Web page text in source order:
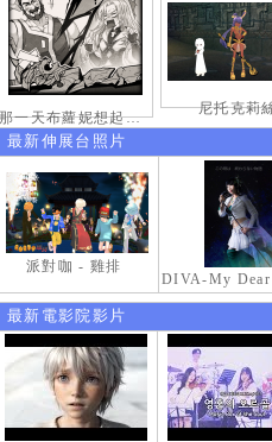
那一天布蘿妮想起老佛的奶油手
尼托克莉
最新伸展台照片
派對咖 - 雞排
最新電影院影片